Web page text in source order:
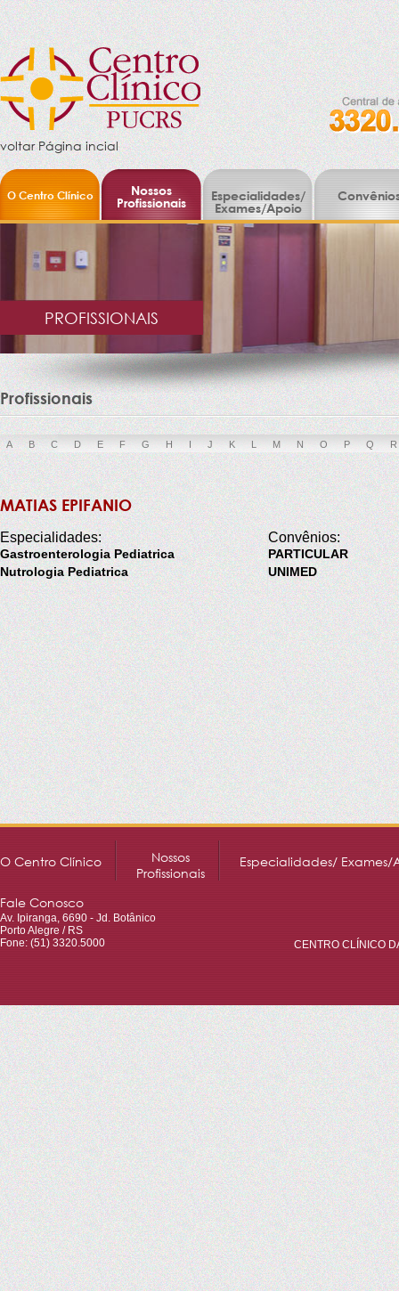
voltar Página incial
O Centro Clínico
Nossos
Profissionais
Especialidades/
Exames/Apoio
PROFISSIONAIS
Profissionais
A B C D E F G H I J K L M N O P Q R
MATIAS EPIFANIO
Especialidades:
Gastroenterologia Pediatrica
Nutrologia Pediatrica
Convênios:
PARTICULAR
UNIMED
O Centro Clínico
Nossos
Profissionais
Especialidades/ Exames/
Fale Conosco
Av. Ipiranga, 6690 - Jd. Botânico
Porto Alegre / RS
Fone: (51) 3320.5000
CENTRO CLÍNICO